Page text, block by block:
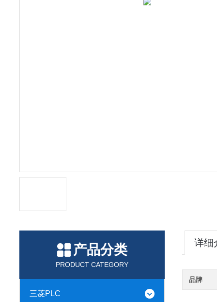
产品分类
PRODUCT CATEGORY
三菱PLC
详细
品牌